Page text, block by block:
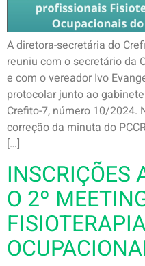
A diretora-secretária do
reuniu com o secretário da
e com o vereador Ivo
protocolar junto ao
Crefito-7, número 10/2024.
correção da minuta do
[…]
INSCRIÇÕES
O 2º